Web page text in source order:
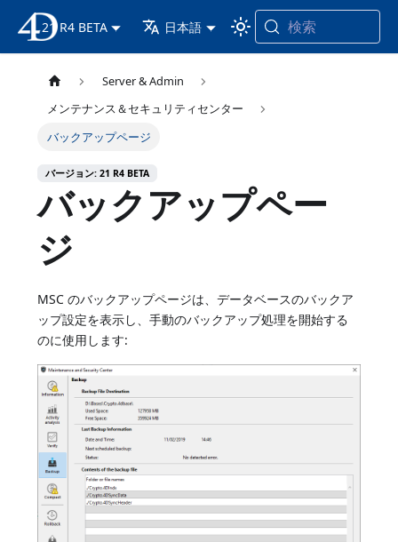
4D ドキュメンテーション
21 R4 BETA 日本語 検索
Server & Admin
メンテナンス＆セキュリティセンター
バックアップページ
バージョン: 21 R4 BETA
バックアップペー
ジ
MSC のバックアップページは、データベースのバックア
ップ設定を表示し、手動のバックアップ処理を開始する
のに使用します: